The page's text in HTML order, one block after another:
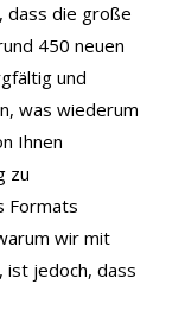
dass die große
450 neuen
und
was wiederum
Ihnen
zu
Formats
wir mit
ist jedoch, dass